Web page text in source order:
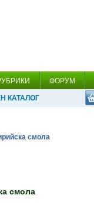
ФОРУМ
КАТАЛОГ
смола
смола